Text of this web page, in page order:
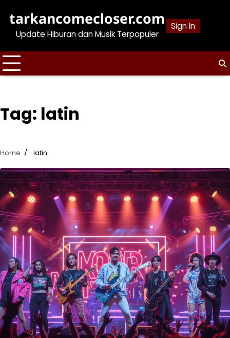
content
tarkancomecloser.com
Update Hiburan dan Musik Terpopuler
Sign In
Tag: latin
Home latin